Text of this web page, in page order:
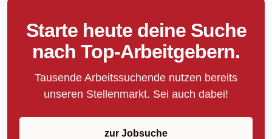
Starte heute deine Suche
nach Top-Arbeitgebern.
Tausende Arbeitssuchende nutzen bereits
unseren Stellenmarkt. Sei auch dabei!
zur Jobsuche